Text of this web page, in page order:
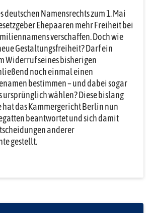
deutschen Namensrechts zum 1. Mai
Ehepaaren mehr Freiheit bei
verschaffen. Doch wie
Gestaltungsfreiheit? Darf ein
Widerruf seines bisherigen
noch einmal einen
bestimmen – und dabei sogar
ursprünglich wählen? Diese bislang
das Kammergericht Berlin nun
beantwortet und sich damit
anderer
gestellt.